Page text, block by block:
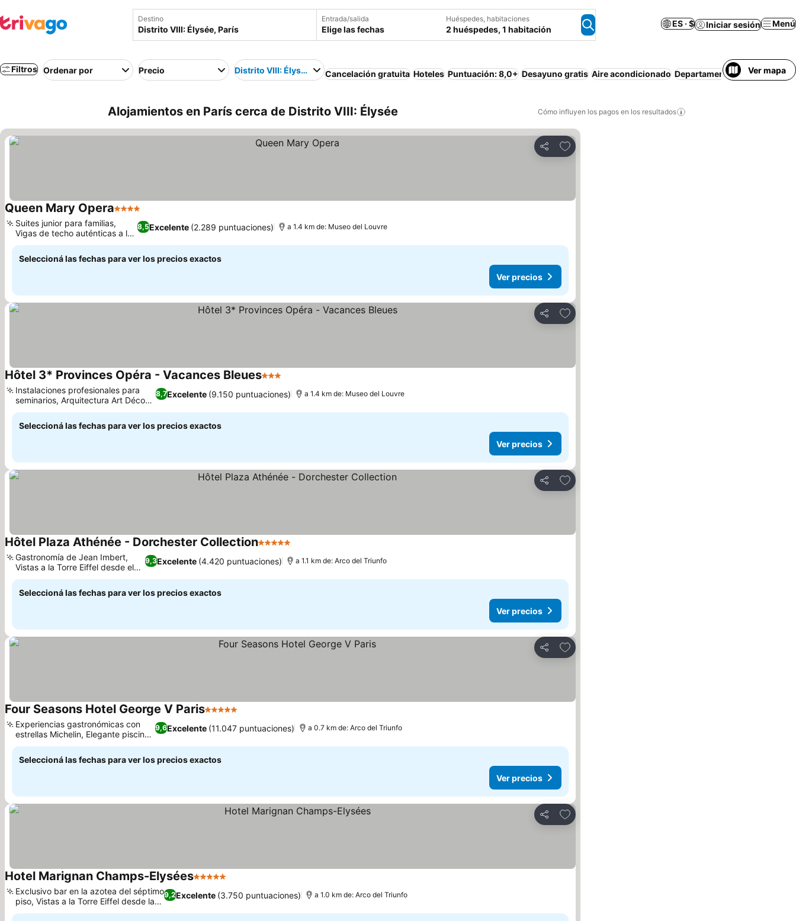
Destino Entrada/salida
Elige las fechas
Huéspedes, habitaciones
2 huéspedes, 1 habitación
ES · $ Iniciar sesión Menú
Filtros Ordenar por Precio Distrito VIII: Élysée Cancelación gratuita Hoteles Puntuación: 8,0+ Desayuno gratis Aire acondicionado Departamento equipado
Ver mapa
Alojamientos en París cerca de Distrito VIII: Élysée Cómo influyen los pagos en los resultados
Compartir
Añadir a favoritos
Queen Mary Opera4 Estrellas
8,5Excelente (2.289 puntuaciones)
Suites junior para familias,
Vigas de techo auténticas a la
vista
a 1.4 km de: Museo del Louvre
Seleccioná las fechas para ver los precios exactos
Ver precios
Compartir
Añadir a favoritos
Hôtel 3* Provinces Opéra - Vacances Bleues3 Estrellas
8,7Excelente (9.150 puntuaciones)
Instalaciones profesionales para
seminarios, Arquitectura Art Déco
histórica
a 1.4 km de: Museo del Louvre
Seleccioná las fechas para ver los precios exactos
Ver precios
Compartir
Añadir a favoritos
Hôtel Plaza Athénée - Dorchester Collection5 Estrellas
9,3Excelente (4.420 puntuaciones)
Gastronomía de Jean Imbert,
Vistas a la Torre Eiffel desde el
balcón
a 1.1 km de: Arco del Triunfo
Seleccioná las fechas para ver los precios exactos
Ver precios
Compartir
Añadir a favoritos
Four Seasons Hotel George V Paris5 Estrellas
9,6Excelente (11.047 puntuaciones)
Experiencias gastronómicas con
estrellas Michelin, Elegante piscina
cubierta
a 0.7 km de: Arco del Triunfo
Seleccioná las fechas para ver los precios exactos
Ver precios
Compartir
Añadir a favoritos
Hotel Marignan Champs-Elysées5 Estrellas
9,2Excelente (3.750 puntuaciones)
Exclusivo bar en la azotea del séptimo
piso, Vistas a la Torre Eiffel desde la
terraza
a 1.0 km de: Arco del Triunfo